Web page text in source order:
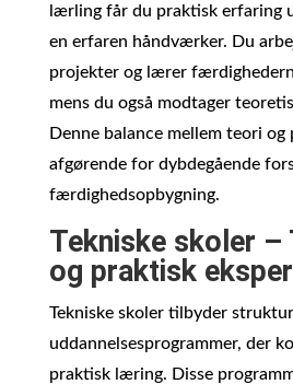
lærling får du praktisk erfaring
en erfaren håndværker. Du
projekter og lærer
mens du også modtager
Denne balance mellem teori og
afgørende for dybdegående
færdighedsopbygning.
Tekniske skoler –
og praktisk
Tekniske skoler tilbyder
uddannelsesprogrammer, der
praktisk læring. Disse